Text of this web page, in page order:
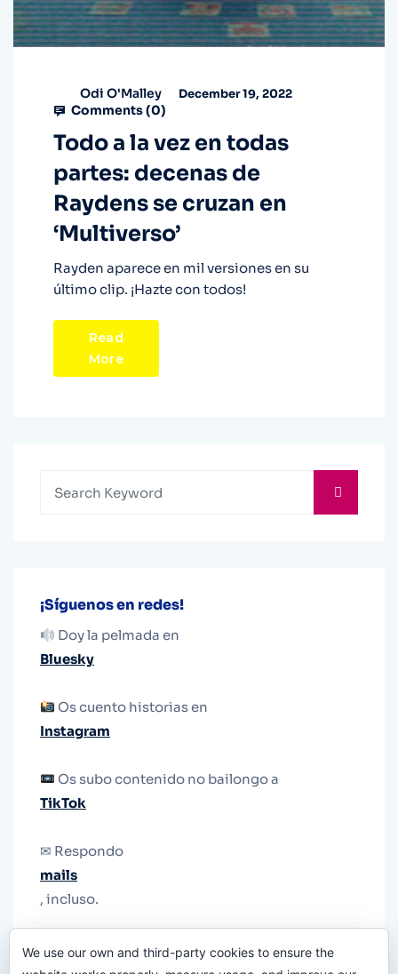
Odi O'Malley December 19, 2022
Comments (0)
Todo a la vez en todas
partes: decenas de
Raydens se cruzan en
‘Multiverso’
Rayden aparece en mil versiones en su
último clip. ¡Hazte con todos!
Read
More
¡Síguenos en redes!
Doy la pelmada en
Bluesky
Os cuento historias en
Instagram
Os subo contenido no bailongo a
TikTok
✉ Respondo
mails
, incluso.
le quiten el teléfono.
We use our own and third-party cookies to ensure the